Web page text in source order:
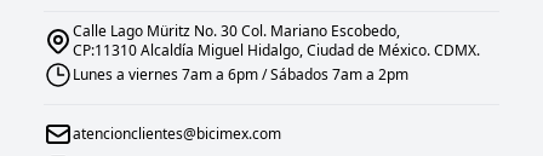
Calle Lago Müritz No. 30 Col. Mariano Escobedo,
CP:11310 Alcaldía Miguel Hidalgo, Ciudad de México. CDMX.
Lunes a viernes 7am a 6pm / Sábados 7am a 2pm
atencionclientes@bicimex.com